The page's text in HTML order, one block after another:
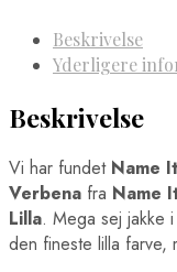
Beskrivelse
Yderligere
Beskrivelse
Vi har fundet Name
Verbena fra Name
Lilla. Mega sej jakke
den fineste lilla farve,